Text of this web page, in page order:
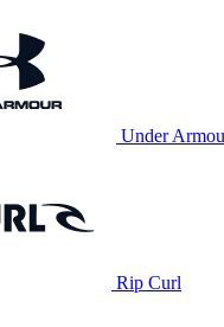
Under
Rip Curl